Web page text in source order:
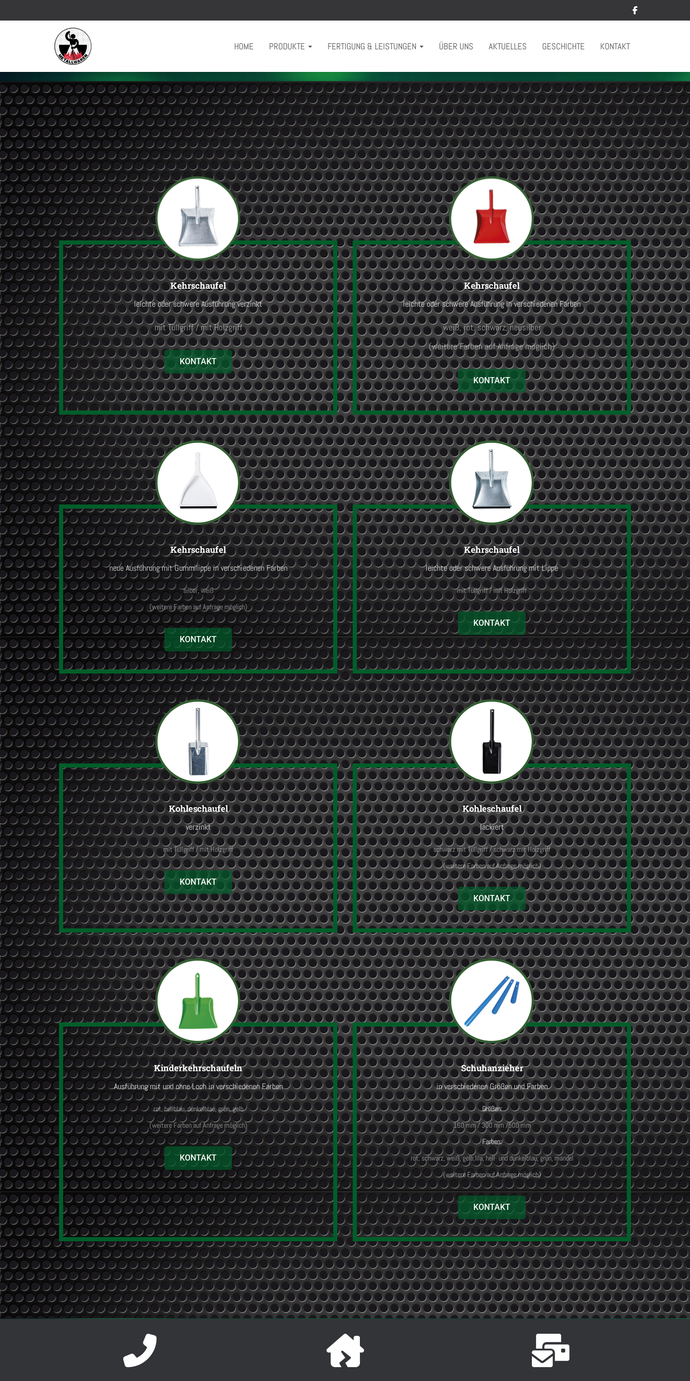
HOME PRODUKTE FERTIGUNG & LEISTUNGEN ÜBER UNS AKTUELLES GESCHICHTE KONTAKT
Kehrschaufel
leichte oder schwere Ausführung verzinkt
mit Tüllgriff / mit Holzgriff
KONTAKT
Kehrschaufel
leichte oder schwere Ausführung in verschiedenen Farben
weiß, rot, schwarz, neusilber
(weitere Farben auf Anfrage möglich)
KONTAKT
Kehrschaufel
neue Ausführung mit Gummilippe in verschiedenen Farben
silber, weiß
(weitere Farben auf Anfrage möglich)
KONTAKT
Kehrschaufel
leichte oder schwere Ausführung mit Lippe
mit Tüllgriff / mit Holzgriff
KONTAKT
Kohleschaufel
verzinkt
mit Tüllgriff / mit Holzgriff
KONTAKT
Kohleschaufel
lackiert
schwarz mit Tüllgriff / schwarz mit Holzgriff
(weitere Farben auf Anfrage möglich)
KONTAKT
Kinderkehrschaufeln
Ausführung mit und ohne Loch in verschiedenen Farben
rot, hellblau, dunkelblau, grün, gelb
(weitere Farben auf Anfrage möglich)
KONTAKT
Schuhanzieher
in verschiedenen Größen und Farben
Größen:
160 mm / 300 mm /500 mm
Farben:
rot, schwarz, weiß, gelb,lila, hell- und dunkelblau, grün, mandel
(weitere Farben auf Anfrage möglich)
KONTAKT